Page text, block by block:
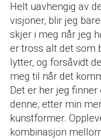
Helt uavhengig av
visjoner, blir jeg
skjer i meg når jeg
er tross alt det som
lytter, og forsåvidt
meg til når det
Det er her jeg
denne, etter min
kunstformer.
kombinasjon